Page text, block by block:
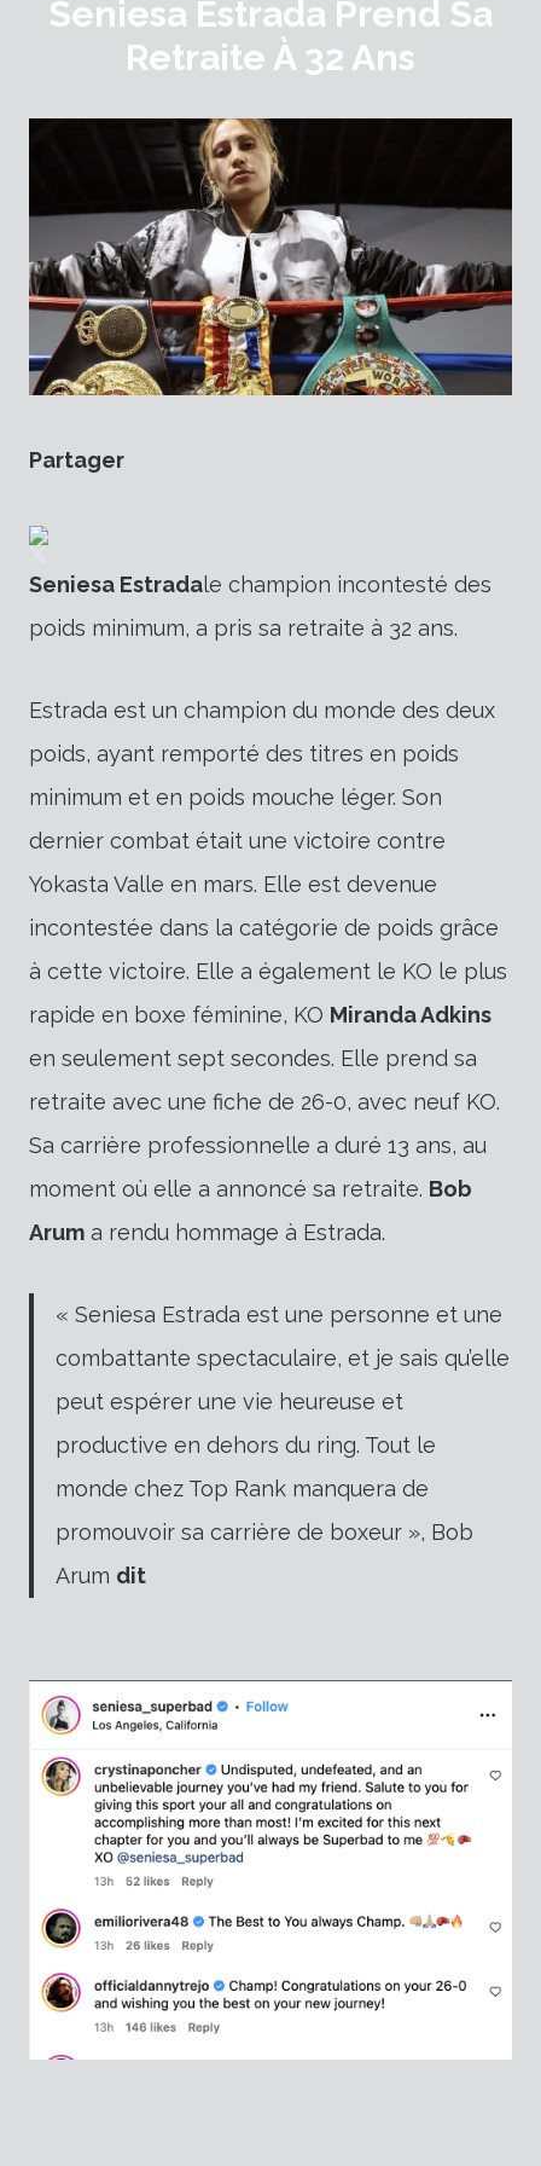
Seniesa Estrada Prend Sa
Retraite À 32 Ans
Partager
Seniesa Estradale champion incontesté des
poids minimum, a pris sa retraite à 32 ans.
Estrada est un champion du monde des deux
poids, ayant remporté des titres en poids
minimum et en poids mouche léger. Son
dernier combat était une victoire contre
Yokasta Valle en mars. Elle est devenue
incontestée dans la catégorie de poids grâce
à cette victoire. Elle a également le KO le plus
rapide en boxe féminine, KO Miranda Adkins
en seulement sept secondes. Elle prend sa
retraite avec une fiche de 26-0, avec neuf KO.
Sa carrière professionnelle a duré 13 ans, au
moment où elle a annoncé sa retraite. Bob
Arum a rendu hommage à Estrada.
« Seniesa Estrada est une personne et une
combattante spectaculaire, et je sais qu’elle
peut espérer une vie heureuse et
productive en dehors du ring. Tout le
monde chez Top Rank manquera de
promouvoir sa carrière de boxeur », Bob
Arum dit